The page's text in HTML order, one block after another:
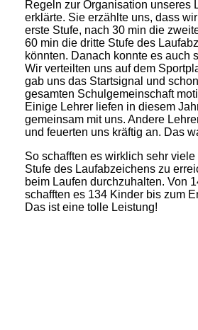
Regeln zur Organisation unseres
erklärte. Sie erzählte uns, dass
erste Stufe, nach 30 min die
60 min die dritte Stufe des
könnten. Danach konnte es auch
Wir verteilten uns auf dem
gab uns das Startsignal und
gesamten Schulgemeinschaft
Einige Lehrer liefen in diesem
gemeinsam mit uns. Andere
und feuerten uns kräftig an. Das
So schafften es wirklich sehr
Stufe des Laufabzeichens zu
beim Laufen durchzuhalten. Von
schafften es 134 Kinder bis zum
Das ist eine tolle Leistung!